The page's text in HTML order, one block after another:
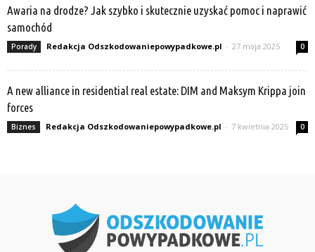
Awaria na drodze? Jak szybko i skutecznie uzyskać pomoc i naprawić
samochód
Porady Redakcja Odszkodowaniepowypadkowe.pl - 27 maja 2025 0
A new alliance in residential real estate: DIM and Maksym Krippa join
forces
Biznes Redakcja Odszkodowaniepowypadkowe.pl - 7 kwietnia 2025 0